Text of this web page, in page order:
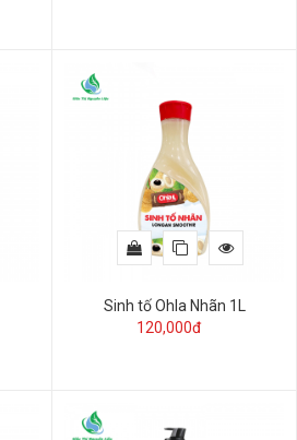
Sinh tố Ohla Nhãn 1L
120,000đ